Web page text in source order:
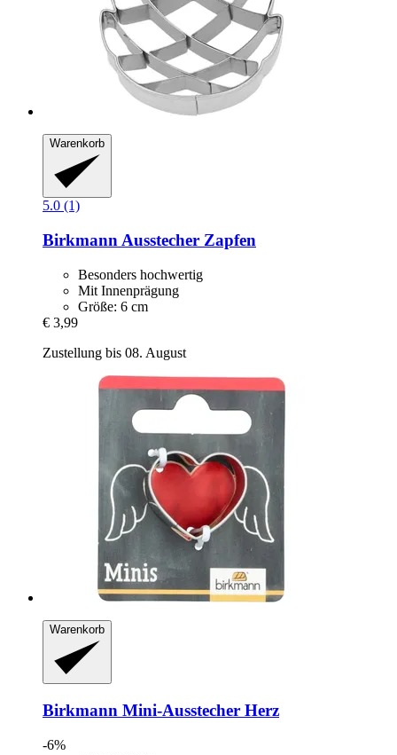
Warenkorb
5.0 (1)
Birkmann Ausstecher Zapfen
Besonders hochwertig
Mit Innenprägung
Größe: 6 cm
€ 3,99
Zustellung bis 08. August
Warenkorb
Birkmann Mini-​Ausstecher Herz
-6%